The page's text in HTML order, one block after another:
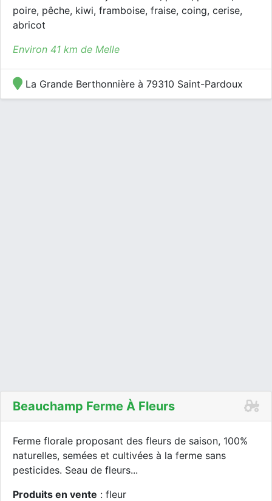
poire, pêche, kiwi, framboise, fraise, coing, cerise,
abricot
Environ 41 km de Melle
La Grande Berthonnière à 79310 Saint-Pardoux
Beauchamp Ferme À Fleurs
Ferme florale proposant des fleurs de saison, 100%
naturelles, semées et cultivées à la ferme sans
pesticides. Seau de fleurs...
Produits en vente : fleur